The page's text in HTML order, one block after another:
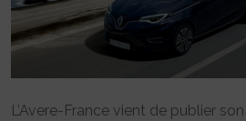
L’Avere-France vient de publier